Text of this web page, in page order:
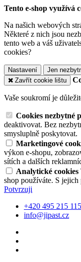
Tento e-shop využívá
Na našich webových
Některé z nich jsou
tento web a váš
cookies?
Nastavení Jen
Zavřít cookie lištu
Vaše soukromí je
Cookies nezbytné
deaktivovat. Bez
smysluplně poskytovat.
Marketingové
výkon e-shopu,
sítích a dalších
Analytické cookies
shop používáte. S jejich
Potvrzuji
+420 495 215 115
info@jipast.cz